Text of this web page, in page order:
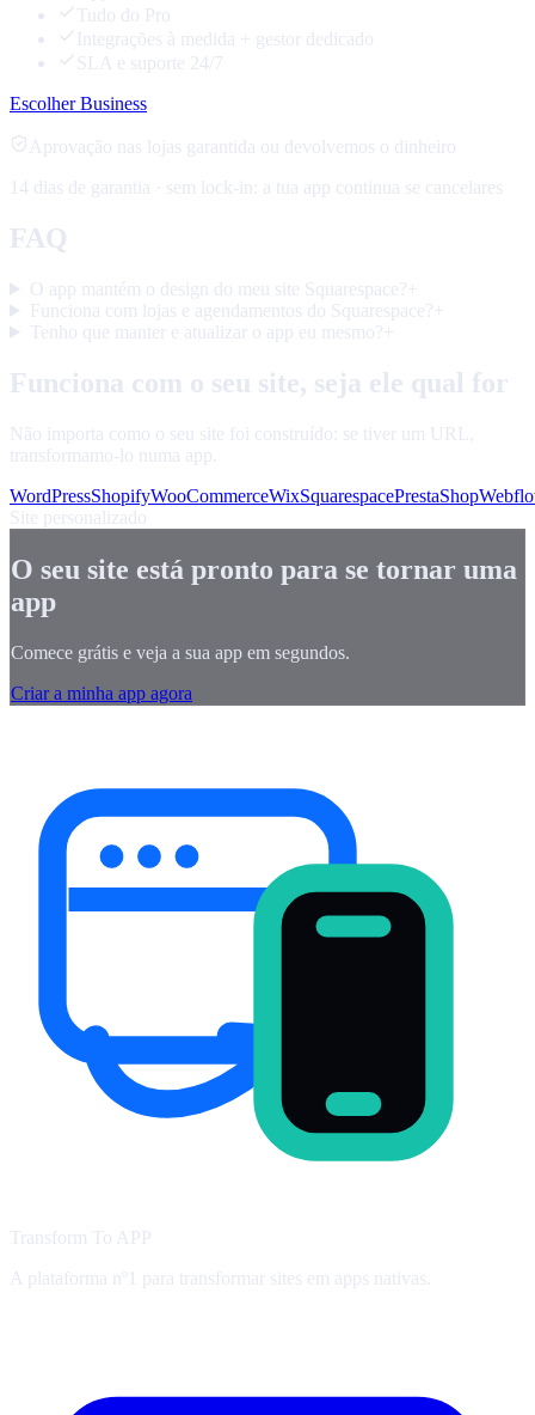
Tudo do Pro
Integrações à medida + gestor dedicado
SLA e suporte 24/7
Escolher Business
Aprovação nas lojas garantida ou devolvemos o dinheiro
14 dias de garantia · sem lock-in: a tua app continua se cancelares
FAQ
O app mantém o design do meu site Squarespace? +
Funciona com lojas e agendamentos do Squarespace? +
Tenho que manter e atualizar o app eu mesmo? +
Funciona com o seu site, seja ele qual for
Não importa como o seu site foi construído: se tiver um URL,
transformamo-lo numa app.
WordPressShopifyWooCommerceWixSquarespacePrestaShop
Site personalizado
O seu site está pronto para se tornar uma
app
Comece grátis e veja a sua app em segundos.
Criar a minha app agora
Transform To APP
A plataforma nº1 para transformar sites em apps nativas.